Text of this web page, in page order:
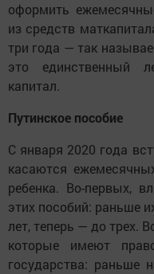
оформить
из средств
три года — так
это единственный
капитал.
Путинское пособие
С января 2020 года
касаются
ребенка. Во-первых,
этих пособий: раньше
лет, теперь — до трех.
которые имеют
государства: раньше